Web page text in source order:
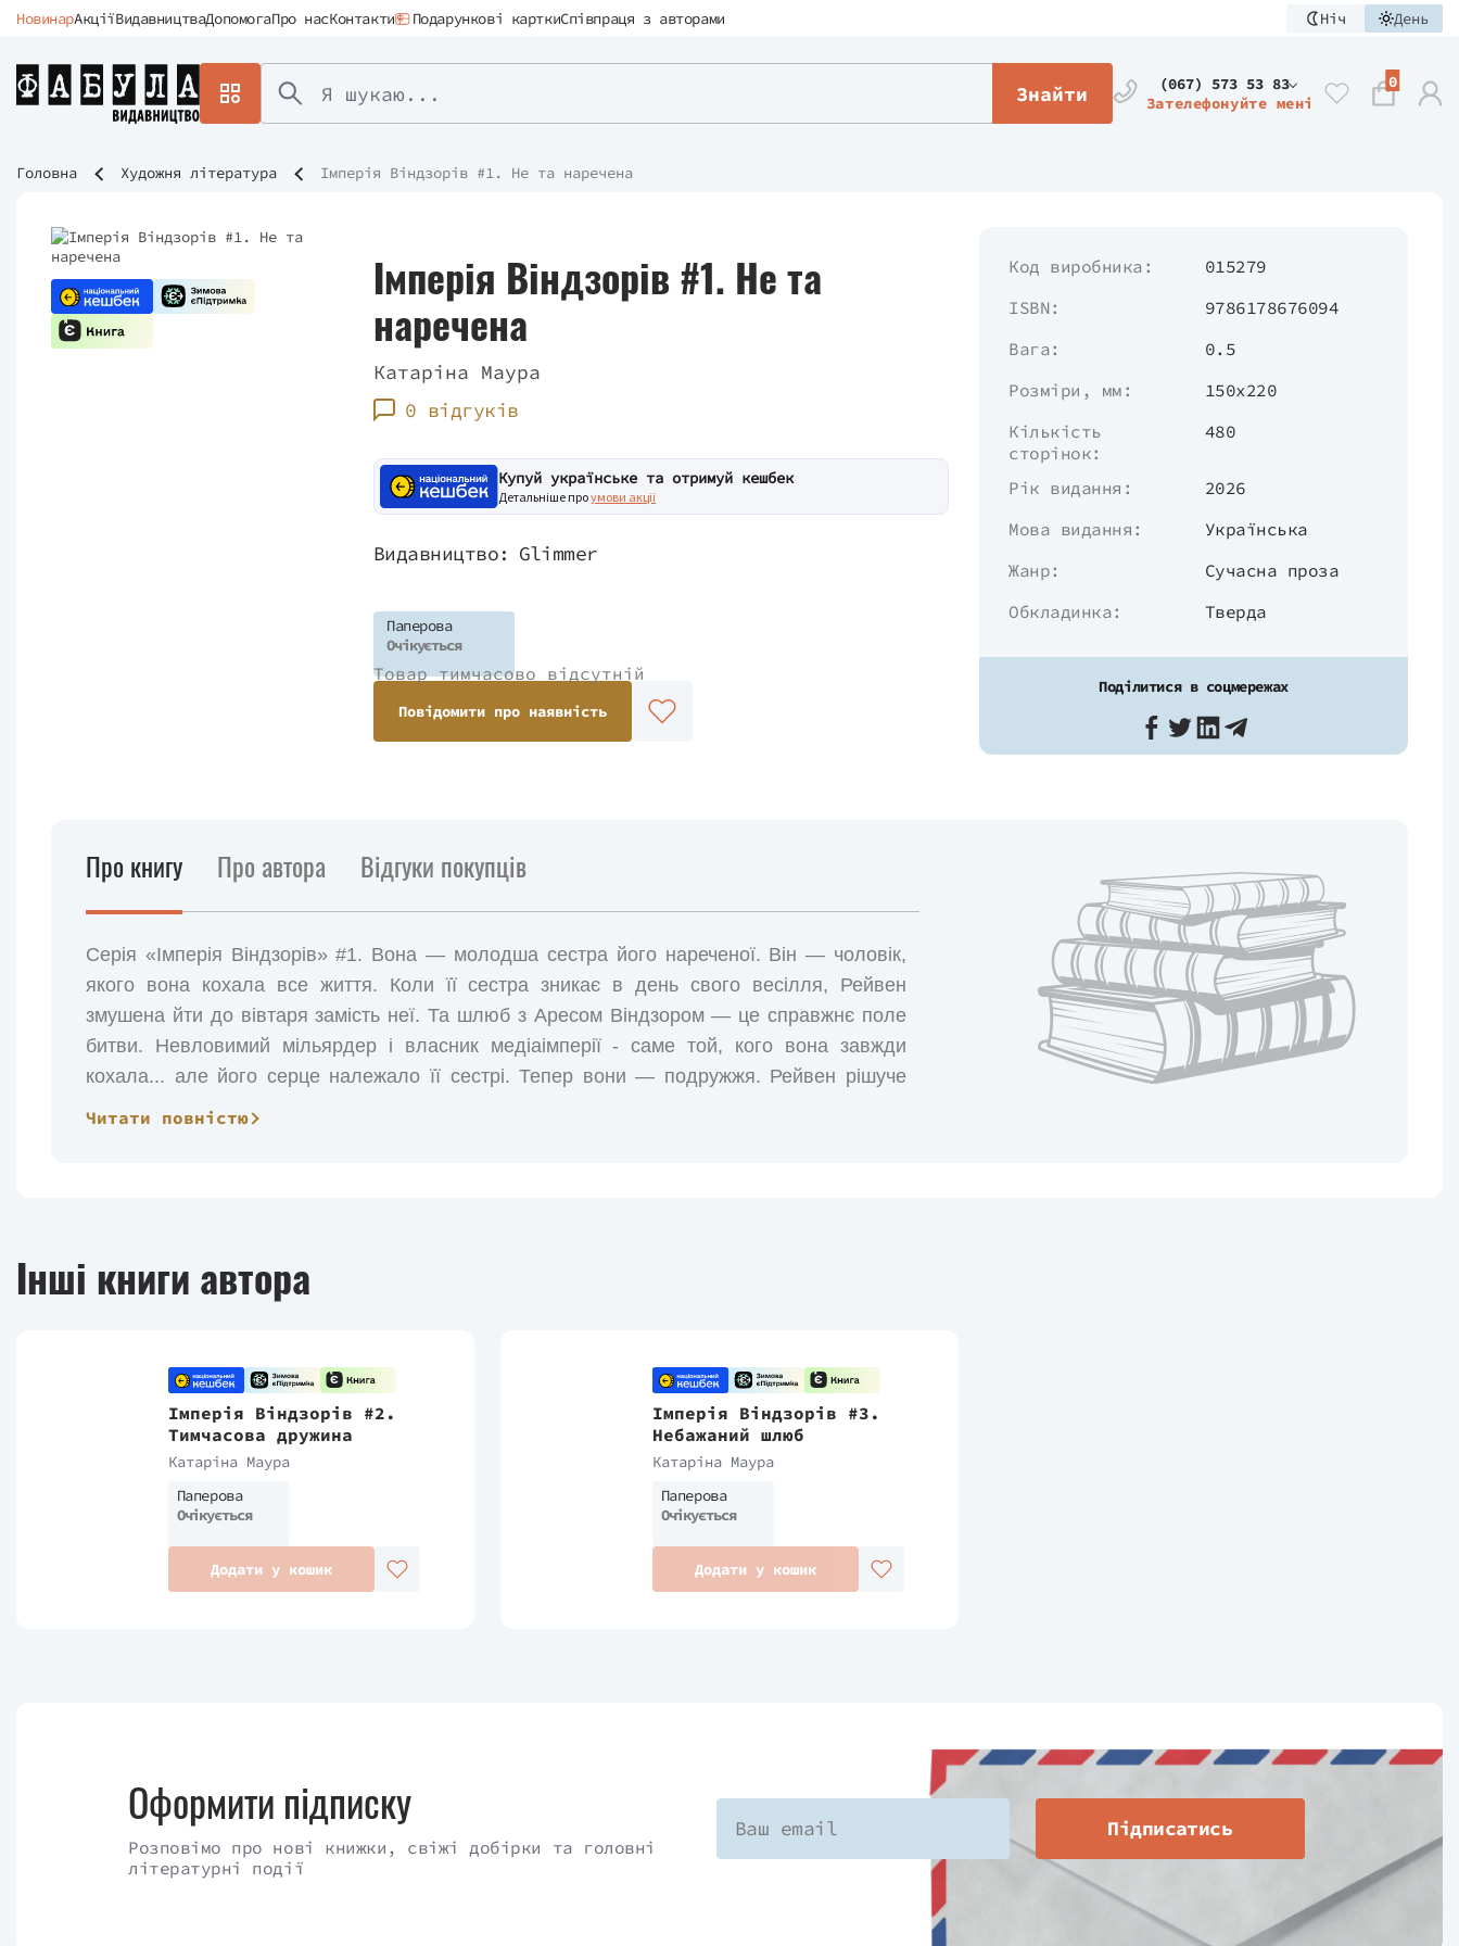
НовинарАкціїВидавництваДопомогаПро насКонтакти Подарункові карткиСпівпраця з авторами Ніч День
Знайти
(067) 573 53 83
Зателефонуйте мені
0
Головна Художня література Імперія Віндзорів #1. Не та наречена
Імперія Віндзорів #1. Не та
наречена
Катаріна Маура
0 відгуків
Купуй українське та отримуй кешбек
Детальніше проумови акції
Видавництво: Glimmer
Паперова
Очікується
Товар тимчасово відсутній
Повідомити про наявність
Код виробника:
015279
ISBN:
9786178676094
Вага:
0.5
Розміри, мм:
150х220
Кількість
сторінок:
480
Рік видання:
2026
Мова видання:
Українська
Жанр:
Сучасна проза
Обкладинка:
Тверда
Поділитися в соцмережах
Про книгу Про автора Відгуки покупців
Серія «Імперія Віндзорів» #1. Вона — молодша сестра його нареченої. Він — чоловік,
якого вона кохала все життя. Коли її сестра зникає в день свого весілля, Рейвен
змушена йти до вівтаря замість неї. Та шлюб з Аресом Віндзором — це справжнє поле
битви. Невловимий мільярдер і власник медіаімперії - саме той, кого вона завжди
кохала... але його серце належало її сестрі. Тепер вони — подружжя. Рейвен рішуче
налаштована боротися за нього і не збирається програвати.
Читати повністю
Інші книги автора
Імперія Віндзорів #2.
Тимчасова дружина
Катаріна Маура
Паперова
Очікується
Додати у кошик
Імперія Віндзорів #3.
Небажаний шлюб
Катаріна Маура
Паперова
Очікується
Додати у кошик
Оформити підписку
Розповімо про нові книжки, свіжі добірки та головні
літературні події
Підписатись